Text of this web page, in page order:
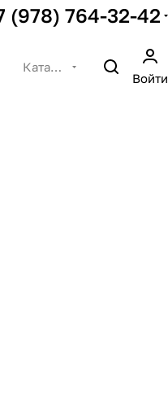
(978) 764-32-42
Войти